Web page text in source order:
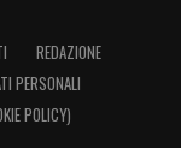
REDAZIONE
PERSONALI
POLICY)